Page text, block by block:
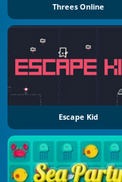
Threes Online
Escape Kid